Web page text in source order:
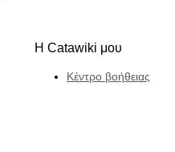
Η Catawiki μου
Κέντρο βοήθειας